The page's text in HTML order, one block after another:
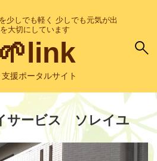
少しでも軽く 少しでも元気が出
大切にしています
援ポータルサイト
サービス ソレイユ